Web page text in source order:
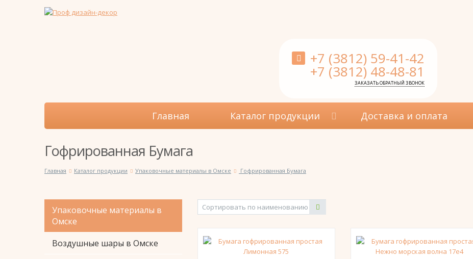
+7 (3812) 59-41-42
+7 (3812) 48-48-81
ЗАКАЗАТЬ ОБРАТНЫЙ ЗВОНОК
Главная Каталог продукции Доставка и оплата
Гофрированная Бумага
Главная Каталог продукции Упаковочные материалы в Омске Гофрированная Бумага
Упаковочные материалы в
Омске
Воздушные шары в Омске